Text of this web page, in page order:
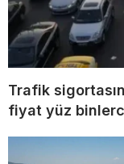
Trafik
fiyat yüz